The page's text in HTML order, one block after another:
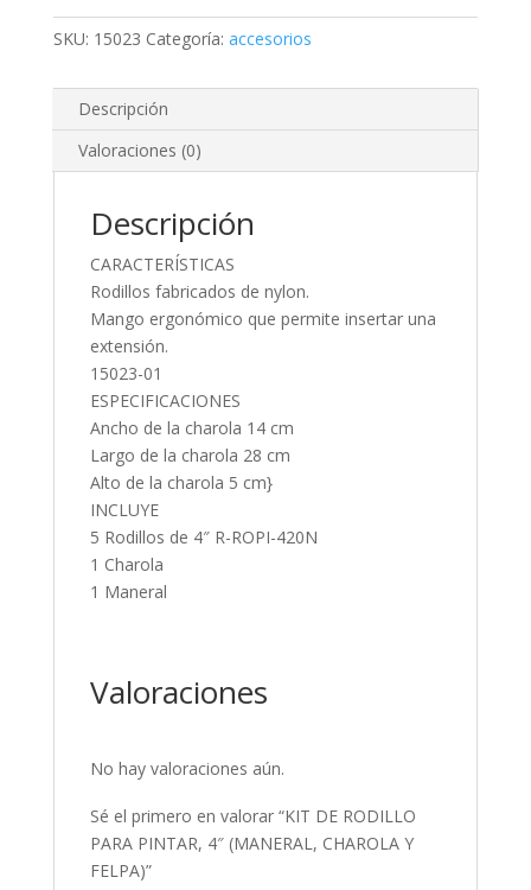
(MANERAL,
CHAROLA
FELPA)
cantidad
SKU: 15023 Categoría: accesorios
Descripción
Valoraciones (0)
Descripción
CARACTERÍSTICAS
Rodillos fabricados de nylon.
Mango ergonómico que permite insertar una
extensión.
15023-01
ESPECIFICACIONES
Ancho de la charola 14 cm
Largo de la charola 28 cm
Alto de la charola 5 cm}
INCLUYE
5 Rodillos de 4″ R-ROPI-420N
1 Charola
1 Maneral
Valoraciones
No hay valoraciones aún.
Sé el primero en valorar “KIT DE RODILLO
PARA PINTAR, 4″ (MANERAL, CHAROLA Y
FELPA)”